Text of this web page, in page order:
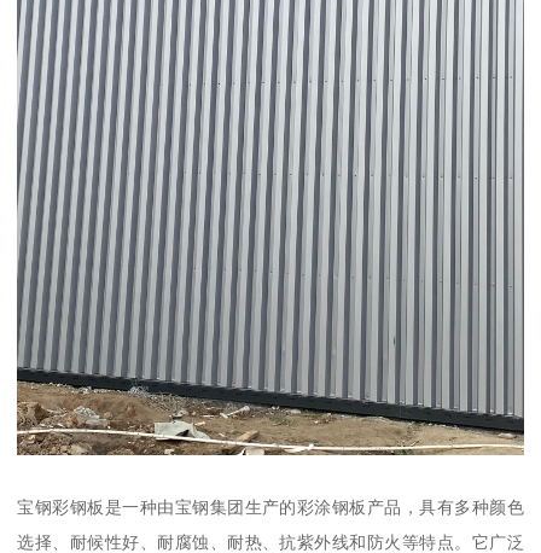
宝钢彩钢板是一种由宝钢集团生产的彩涂钢板产品，具有多种颜色
选择、耐候性好、耐腐蚀、耐热、抗紫外线和防火等特点。它广泛